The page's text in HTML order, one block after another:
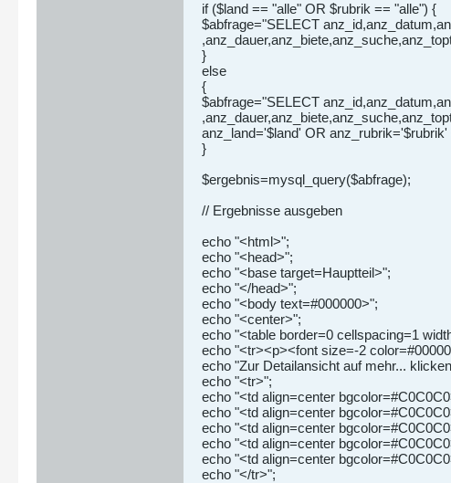
if ($land == "alle" OR $rubrik == "alle") {
$abfrage="SELECT
}
else
{
$abfrage="SELECT
anz_land='$land' OR
}
$ergebnis=mysql_query($abfrage);
// Ergebnisse ausgeben
echo "<html>";
echo "<head>";
echo "<base target=Hauptteil>";
echo "</head>";
echo "<body text=#000000>";
echo "<center>";
echo "<table border=0 cellspacing=1
echo "<tr><p><font size=-2
echo "Zur Detailansicht auf mehr...
echo "<tr>";
echo "<td align=center
echo "<td align=center
echo "<td align=center
echo "<td align=center
echo "<td align=center
echo "</tr>";